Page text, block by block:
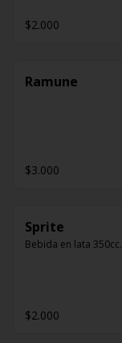
$2.000
Ramune
$3.000
Sprite
Bebida en lata 350cc.
$2.000